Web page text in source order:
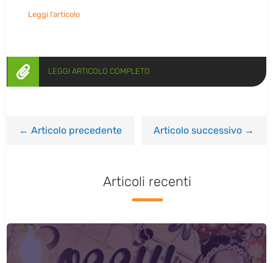
Leggi l’articolo
 LEGGI ARTICOLO COMPLETO
←Articolo precedente Articolo successivo→
Articoli recenti